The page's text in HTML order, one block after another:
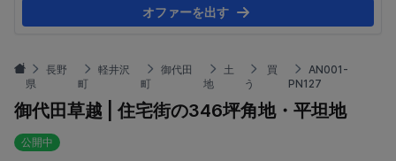
オファーを出す
長野
県
軽井沢
町
御代田
町
土
地
買
う
AN001-
PN127
御代田草越 | 住宅街の346坪角地・平坦地
公開中